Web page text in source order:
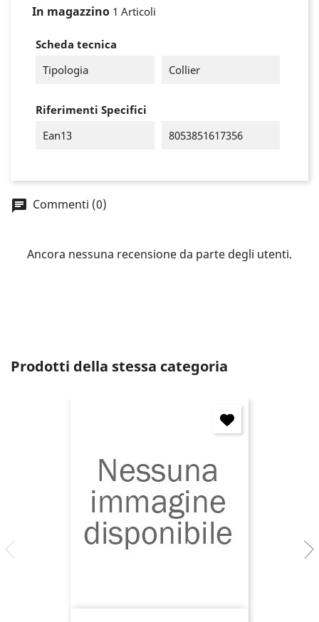
In magazzino 1 Articoli
Scheda tecnica
Tipologia
Collier
Riferimenti Specifici
Ean13
8053851617356
Commenti (0)
Ancora nessuna recensione da parte degli utenti.
Prodotti della stessa categoria